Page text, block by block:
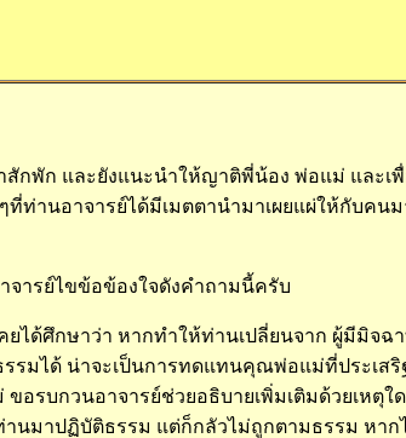
สักพัก และยังแนะนำให้ญาติพี่น้อง พ่อแม่ และเ
ท่านอาจารย์ได้มีเมตตานำมาเผยแผ่ให้กับคน
ารย์ไขข้อข้องใจดังคำถามนี้ครับ
ได้ศึกษาว่า หากทำให้ท่านเปลี่ยนจาก ผู้มีมิจฉ
รมได้ น่าจะเป็นการทดแทนคุณพ่อแม่ที่ประเสริ
อรบกวนอาจารย์ช่วยอธิบายเพิ่มเติมด้วยเหตุ
นมาปฏิบัติธรรม แต่ก็กลัวไม่ถูกตามธรรม หาก